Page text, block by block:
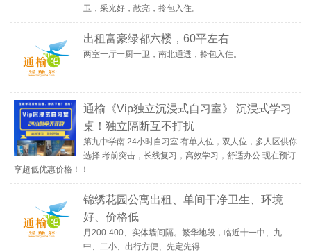
卫，采光好，敞亮，拎包入住。
出租富豪绿都六楼，60平左右
两室一厅一厨一卫，南北通透，拎包入住。
通榆《Vip独立沉浸式自习室》 沉浸式学习
桌！独立隔断互不打扰
第九中学南 24小时自习室 有单人位，双人位，多人区供你
选择 考前突击，长线复习，高效学习，舒适办公 现在预订
享超低优惠价格！！
锦绣花园公寓出租、单间干净卫生、环境
好、价格低
月200-400、实体墙间隔。繁华地段，临近十一中、九
中、二小、出行方便、先定先得